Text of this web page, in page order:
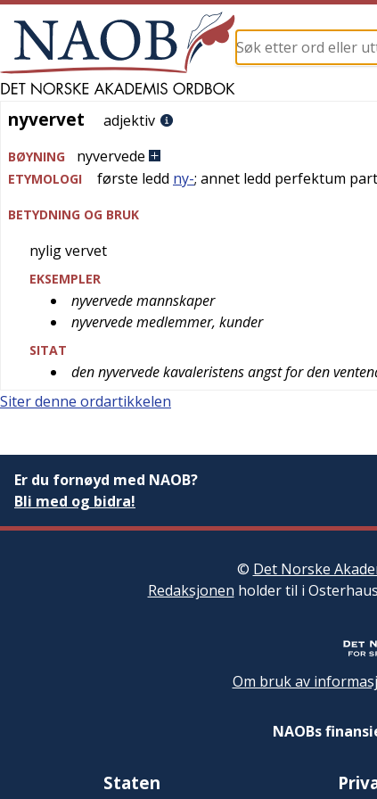
nyvervet
nyvervet adjektiv
BØYNING nyvervede
ETYMOLOGI første ledd ny-; annet ledd perfektum
BETYDNING OG BRUK
nylig vervet
EKSEMPLER
nyvervede mannskaper
nyvervede medlemmer, kunder
SITAT
den nyvervede kavaleristens angst for den
Siter denne ordartikkelen
Er du fornøyd med NAOB?
Bli med og bidra!
© Det Norske
Redaksjonen holder til i
Om bruk av
NAOBs
Staten